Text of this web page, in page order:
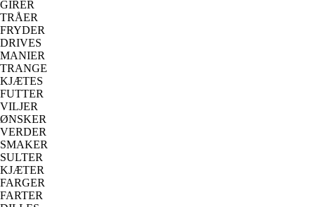
GIRER
TRÅER
FRYDER
DRIVES
MANIER
TRANGE
KJÆTES
FUTTER
VILJER
ØNSKER
VERDER
SMAKER
SULTER
KJÆTER
FARGER
FARTER